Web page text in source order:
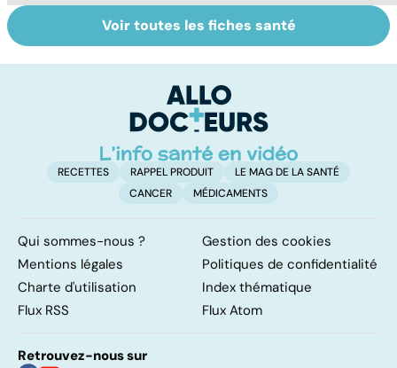
Cancer du
poumon : le
Comment tenir
ses bonnes
Voir toutes les fiches santé
RECETTES RAPPEL PRODUIT
LE MAG DE LA SANTÉ
CANCER
MÉDICAMENTS
Qui sommes-nous ?
Gestion des cookies
Mentions légales
Politiques de confidentialité
Charte d'utilisation
Index thématique
Flux RSS
Flux Atom
Retrouvez-nous sur